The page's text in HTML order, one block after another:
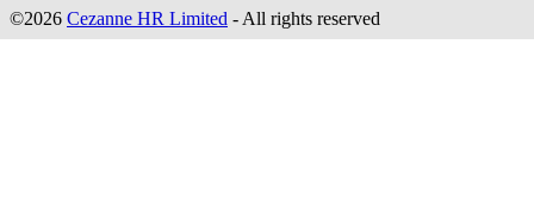
©2026 Cezanne HR Limited - All rights reserved